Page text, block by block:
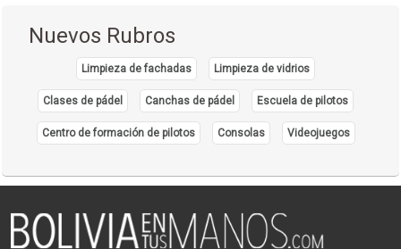
Nuevos Rubros
Limpieza de fachadas Limpieza de vidrios
Clases de pádel Canchas de pádel Escuela de pilotos
Centro de formación de pilotos Consolas Videojuegos